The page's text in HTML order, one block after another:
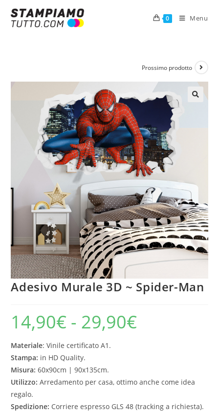
0 Menu
Prossimo prodotto
Adesivo Murale 3D ~ Spider-Man
14,90€ - 29,90€
Materiale: Vinile certificato A1.
Stampa: in HD Quality.
Misura: 60x90cm | 90x135cm.
Utilizzo: Arredamento per casa, ottimo anche come idea
regalo.
Spedizione: Corriere espresso GLS 48 (tracking a richiesta).